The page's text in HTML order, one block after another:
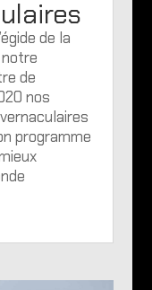
de la
de
nos
programme